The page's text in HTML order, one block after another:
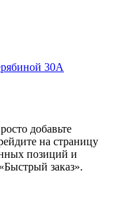
30А
добавьте
на страницу
позиций и
заказ».